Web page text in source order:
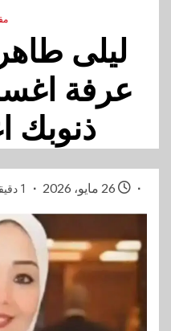
ليلى
عرفة
ذنوبك
1 دقيقة قراءة